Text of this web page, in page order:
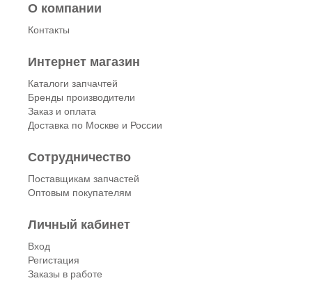
О компании
Контакты
Интернет магазин
Каталоги запчачтей
Бренды производители
Заказ и оплата
Доставка по Москве и России
Сотрудничество
Поставщикам запчастей
Оптовым покупателям
Личный кабинет
Вход
Регистация
Заказы в работе